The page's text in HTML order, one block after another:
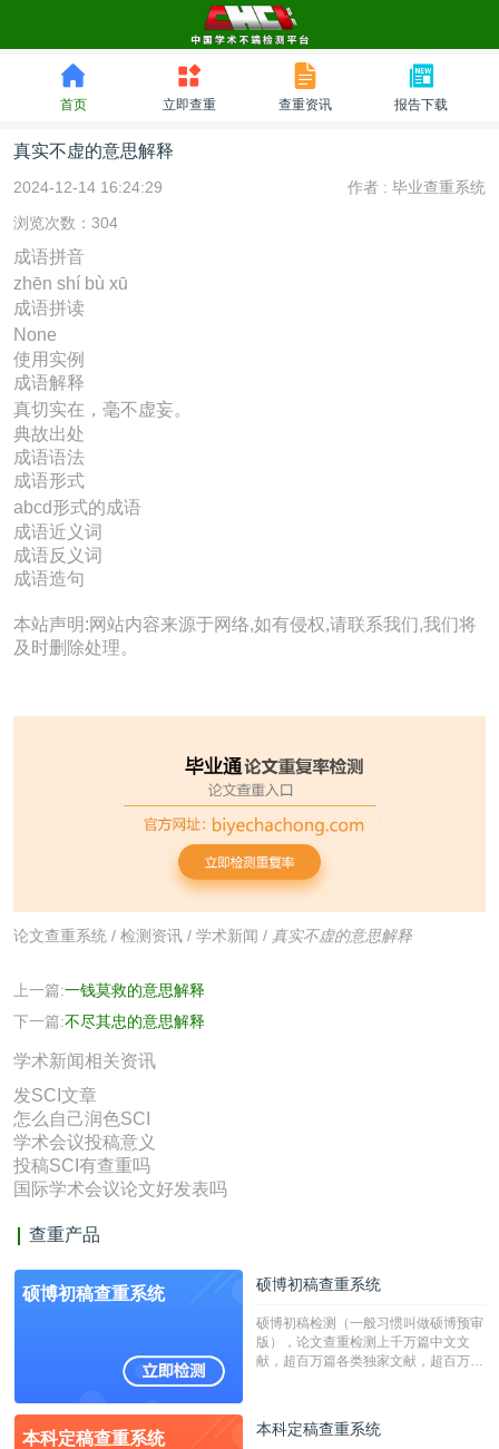
首页 立即查重 查重资讯 报告下载
真实不虚的意思解释
2024-12-14 16:24:29 作者 : 毕业查重系统
浏览次数：304
成语拼音
zhēn shí bù xū
成语拼读
None
使用实例
成语解释
真切实在，毫不虚妄。
典故出处
成语语法
成语形式
abcd形式的成语
成语近义词
成语反义词
成语造句
本站声明:网站内容来源于网络,如有侵权,请联系我们,我们将
及时删除处理。
论文查重系统 / 检测资讯 / 学术新闻 / 真实不虚的意思解释
上一篇:一钱莫救的意思解释
下一篇:不尽其忠的意思解释
学术新闻相关资讯
发SCI文章
怎么自己润色SCI
学术会议投稿意义
投稿SCI有查重吗
国际学术会议论文好发表吗
查重产品
硕博初稿查重系统 硕博初稿查重系统
硕博初稿检测（一般习惯叫做硕博预审
版），论文查重检测上千万篇中文文
献，超百万篇各类独家文献，超百万港
校用来检测硕博论文的系统，检测范围
广，数据来源真实，检测算法合理!本
本科定稿查重系统 本科定稿查重系统